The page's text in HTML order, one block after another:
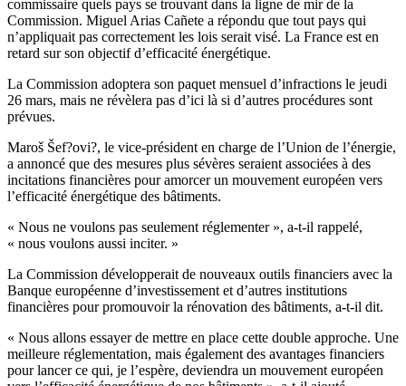
commissaire quels pays se trouvant dans la ligne de mir de la
Commission. Miguel Arias Cañete a répondu que tout pays qui
n’appliquait pas correctement les lois serait visé. La France est en
retard sur son objectif d’efficacité énergétique.
La Commission adoptera son paquet mensuel d’infractions le jeudi
26 mars, mais ne révèlera pas d’ici là si d’autres procédures sont
prévues.
Maroš Šef?ovi?, le vice-président en charge de l’Union de l’énergie,
a annoncé que des mesures plus sévères seraient associées à des
incitations financières pour amorcer un mouvement européen vers
l’efficacité énergétique des bâtiments.
« Nous ne voulons pas seulement réglementer », a-t-il rappelé,
« nous voulons aussi inciter. »
La Commission développerait de nouveaux outils financiers avec la
Banque européenne d’investissement et d’autres institutions
financières pour promouvoir la rénovation des bâtiments, a-t-il dit.
« Nous allons essayer de mettre en place cette double approche. Une
meilleure réglementation, mais également des avantages financiers
pour lancer ce qui, je l’espère, deviendra un mouvement européen